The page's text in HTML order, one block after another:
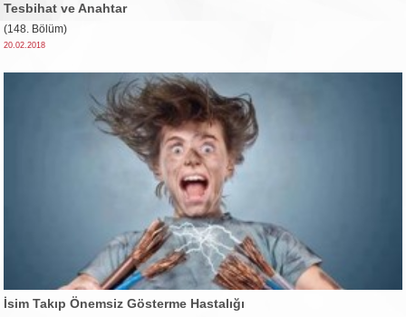
Tesbihat ve Anahtar
(148. Bölüm)
20.02.2018
İsim Takıp Önemsiz Gösterme Hastalığı